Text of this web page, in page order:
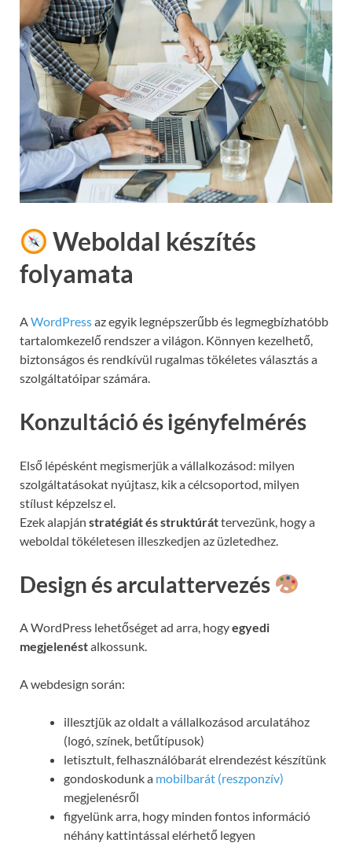
Weboldal készítés
folyamata
AWordPressaz egyik legnépszerűbb és legmegbízhatóbb
tartalomkezelő rendszer a világon. Könnyen kezelhető,
biztonságos és rendkívül rugalmas tökéletes választás a
szolgáltatóipar számára.
Konzultáció és igényfelmérés
Első lépésként megismerjük a vállalkozásod: milyen
szolgáltatásokat nyújtasz, kik a célcsoportod, milyen
stílust képzelsz el.
Ezek alapján stratégiát és struktúráttervezünk, hogy a
weboldal tökéletesen illeszkedjen az üzletedhez.
Design és arculattervezés
A WordPress lehetőséget ad arra, hogyegyedi
megjelenéstalkossunk.
A webdesign során:
illesztjük az oldalt a vállalkozásod arculatához
(logó, színek, betűtípusok)
letisztult, felhasználóbarát elrendezést készítünk
gondoskodunk a mobilbarát (reszponzív)
megjelenésről
figyelünk arra, hogy minden fontos információ
néhány kattintással elérhető legyen